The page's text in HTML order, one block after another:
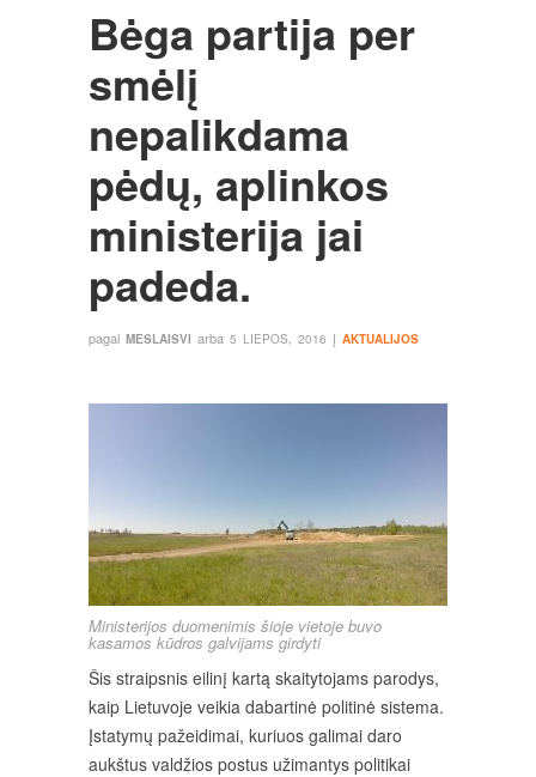
Bėga partija per
smėlį
nepalikdama
pėdų, aplinkos
ministerija jai
padeda.
pagal MESLAISVI arba 5 LIEPOS, 2016 į AKTUALIJOS
Ministerijos duomenimis šioje vietoje buvo
kasamos kūdros galvijams girdyti
Šis straipsnis eilinį kartą skaitytojams parodys,
kaip Lietuvoje veikia dabartinė politinė sistema.
Įstatymų pažeidimai, kuriuos galimai daro
aukštus valdžios postus užimantys politikai